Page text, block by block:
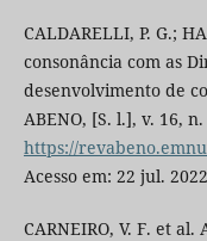
CALDARELLI, P. G.;
consonância com as
desenvolvimento de
ABENO, [S. l.], v. 16,
https://
Acesso em: 22 jul.
CARNEIRO, V. F. et